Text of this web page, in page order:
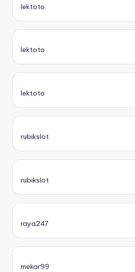
lektoto
lektoto
lektoto
rubikslot
rubikslot
raya247
mekar99